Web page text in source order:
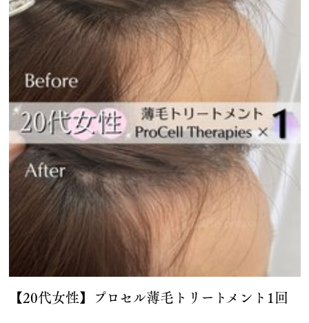
【20代女性】プロセル薄毛トリートメント1回